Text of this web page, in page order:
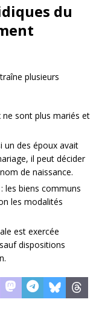
du
plusieurs
ne sont plus mariés et
un des époux avait
il peut décider
de naissance.
les biens communs
les modalités
est exercée
dispositions